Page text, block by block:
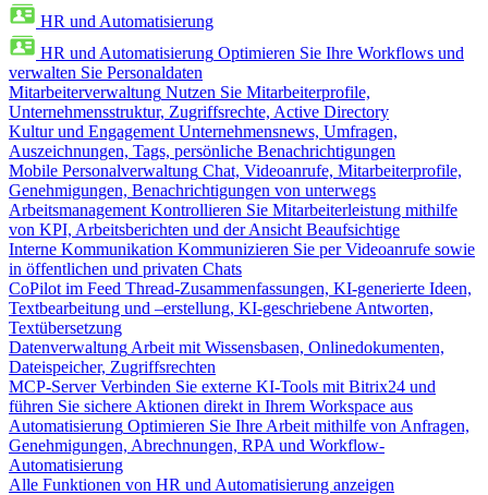
HR und Automatisierung
HR und Automatisierung Optimieren Sie Ihre Workflows und
verwalten Sie Personaldaten
Mitarbeiterverwaltung Nutzen Sie Mitarbeiterprofile,
Unternehmensstruktur, Zugriffsrechte, Active Directory
Kultur und Engagement Unternehmensnews, Umfragen,
Auszeichnungen, Tags, persönliche Benachrichtigungen
Mobile Personalverwaltung Chat, Videoanrufe, Mitarbeiterprofile,
Genehmigungen, Benachrichtigungen von unterwegs
Arbeitsmanagement Kontrollieren Sie Mitarbeiterleistung mithilfe
von KPI, Arbeitsberichten und der Ansicht Beaufsichtige
Interne Kommunikation Kommunizieren Sie per Videoanrufe sowie
in öffentlichen und privaten Chats
CoPilot im Feed Thread-Zusammenfassungen, KI-generierte Ideen,
Textbearbeitung und –erstellung, KI-geschriebene Antworten,
Textübersetzung
Datenverwaltung Arbeit mit Wissensbasen, Onlinedokumenten,
Dateispeicher, Zugriffsrechten
MCP-Server Verbinden Sie externe KI-Tools mit Bitrix24 und
führen Sie sichere Aktionen direkt in Ihrem Workspace aus
Automatisierung Optimieren Sie Ihre Arbeit mithilfe von Anfragen,
Genehmigungen, Abrechnungen, RPA und Workflow-
Automatisierung
Alle Funktionen von HR und Automatisierung anzeigen